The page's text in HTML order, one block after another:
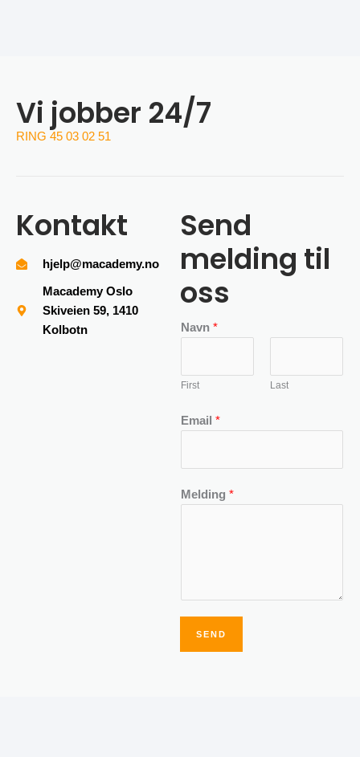
Vi jobber 24/7
RING 45 03 02 51
Kontakt
hjelp@macademy.no
Macademy Oslo
Skiveien 59, 1410
Kolbotn
Send
melding til
oss
Navn *
First Last
Email *
Melding *
SEND